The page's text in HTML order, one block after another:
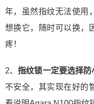
年，虽然指纹无法使用
想换它，随时可以换，
疼！
2、指纹锁一定要选择
不安全，其实现在好的